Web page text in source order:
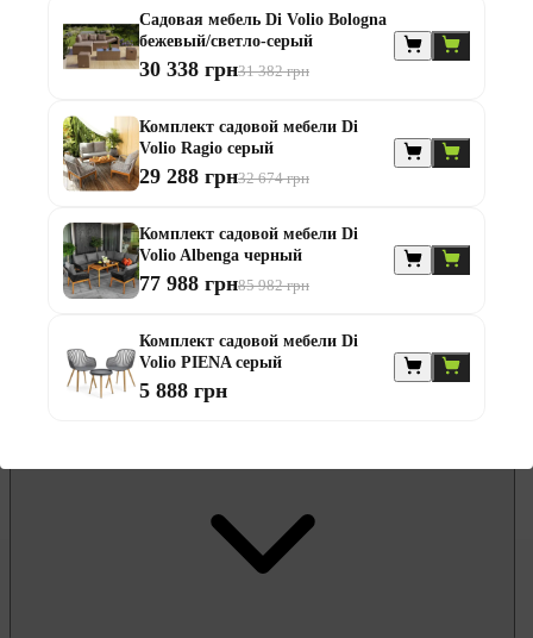
Гамаки и садовые качели
Комплекты садовой мебели
Надувные батуты и водные горки
Садовая и балконная мебель
Садовые комоды и сундуки
Садовые столы
Скамейки садовые
Стулья садовые
Батуты
Беседки
Садовая мебель Di Volio Bologna
бежевый/светло-серый
30 338 грн31 382 грн
Комплект садовой мебели Di
Volio Ragio серый
29 288 грн32 674 грн
Комплект садовой мебели Di
Volio Albenga черный
77 988 грн85 982 грн
Комплект садовой мебели Di
Volio PIENA серый
5 888 грн